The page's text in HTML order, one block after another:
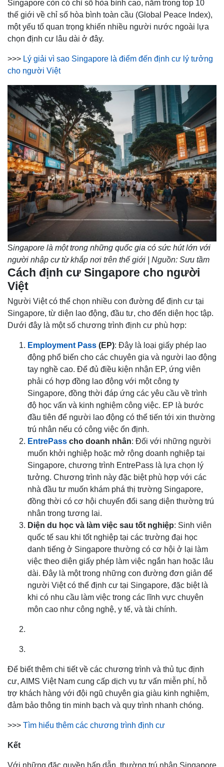
Singapore còn có chỉ số hòa bình cao, nằm trong top 10
thế giới về chỉ số hòa bình toàn cầu (Global Peace Index),
một yếu tố quan trọng khiến nhiều người nước ngoài lựa
chọn định cư lâu dài ở đây.
>>> Lý giải vì sao Singapore là điểm đến định cư lý tưởng
cho người Việt
Singapore là một trong những quốc gia có sức hút lớn với
người nhập cư từ khắp nơi trên thế giới | Nguồn: Sưu tầm
Cách định cư Singapore cho người
Việt
Người Việt có thể chọn nhiều con đường để định cư tại
Singapore, từ diện lao động, đầu tư, cho đến diện học tập.
Dưới đây là một số chương trình định cư phù hợp:
Employment Pass (EP): Đây là loại giấy phép lao
động phổ biến cho các chuyên gia và người lao động
tay nghề cao. Để đủ điều kiện nhận EP, ứng viên
phải có hợp đồng lao động với một công ty
Singapore, đồng thời đáp ứng các yêu cầu về trình
độ học vấn và kinh nghiệm công việc. EP là bước
đầu tiên để người lao động có thể tiến tới xin thường
trú nhân nếu có công việc ổn định.
EntrePass cho doanh nhân: Đối với những người
muốn khởi nghiệp hoặc mở rộng doanh nghiệp tại
Singapore, chương trình EntrePass là lựa chọn lý
tưởng. Chương trình này đặc biệt phù hợp với các
nhà đầu tư muốn khám phá thị trường Singapore,
đồng thời có cơ hội chuyển đổi sang diện thường trú
nhân trong tương lai.
Diện du học và làm việc sau tốt nghiệp: Sinh viên
quốc tế sau khi tốt nghiệp tại các trường đại học
danh tiếng ở Singapore thường có cơ hội ở lại làm
việc theo diện giấy phép làm việc ngắn hạn hoặc lâu
dài. Đây là một trong những con đường đơn giản để
người Việt có thể định cư tại Singapore, đặc biệt là
khi có nhu cầu làm việc trong các lĩnh vực chuyên
môn cao như công nghệ, y tế, và tài chính.
Để biết thêm chi tiết về các chương trình và thủ tục định
cư, AIMS Việt Nam cung cấp dịch vụ tư vấn miễn phí, hỗ
trợ khách hàng với đội ngũ chuyên gia giàu kinh nghiệm,
đảm bảo thông tin minh bạch và quy trình nhanh chóng.
>>> Tìm hiểu thêm các chương trình định cư
Kết
Với những đặc quyền hấp dẫn, thường trú nhân Singapore